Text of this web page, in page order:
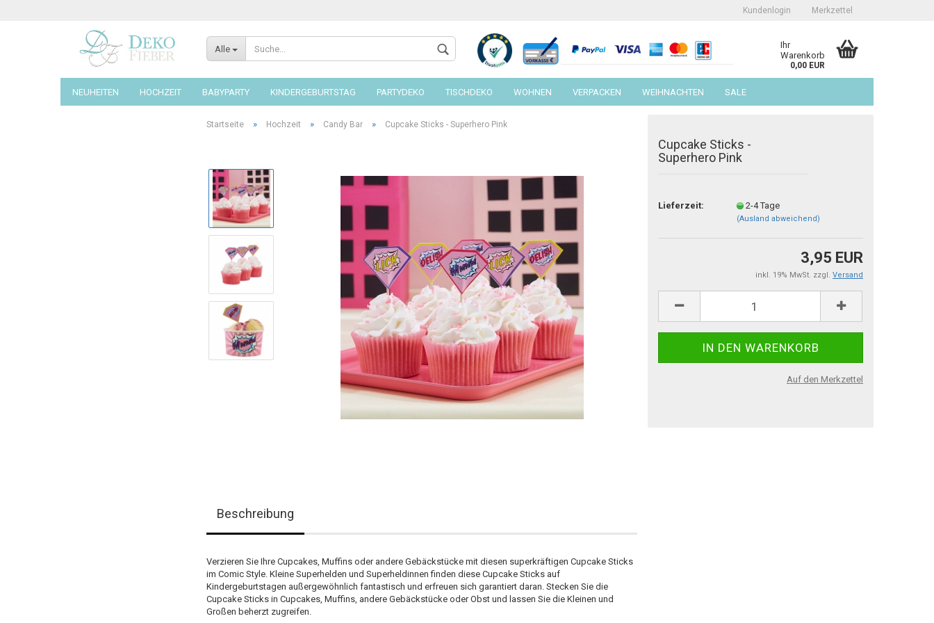
Kundenlogin Merkzettel
Alle
Ihr
Warenkorb
0,00 EUR
NEUHEITEN HOCHZEIT BABYPARTY KINDERGEBURTSTAG PARTYDEKO TISCHDEKO WOHNEN VERPACKEN WEIHNACHTEN SALE
Startseite » Hochzeit » Candy Bar » Cupcake Sticks - Superhero Pink
Cupcake Sticks -
Superhero Pink
Lieferzeit: 2-4 Tage
(Ausland abweichend)
3,95 EUR
inkl. 19% MwSt. zzgl. Versand
Auf den Merkzettel
Beschreibung
Verzieren Sie Ihre Cupcakes, Muffins oder andere Gebäckstücke mit diesen superkräftigen Cupcake Sticks
im Comic Style. Kleine Superhelden und Superheldinnen finden diese Cupcake Sticks auf
Kindergeburtstagen außergewöhnlich fantastisch und erfreuen sich garantiert daran. Stecken Sie die
Cupcake Sticks in Cupcakes, Muffins, andere Gebäckstücke oder Obst und lassen Sie die Kleinen und
Großen beherzt zugreifen.